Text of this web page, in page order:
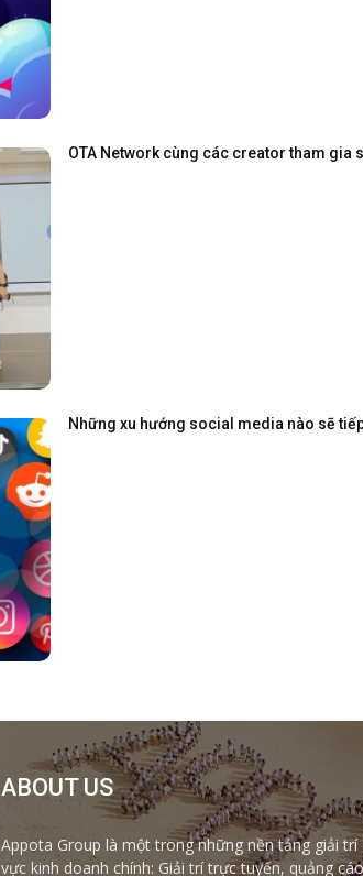
OTA Network cùng các creator tham gia
Những xu hướng social media nào sẽ
ABOUT US
Appota Group là một trong những nền tảng giải
vực kinh doanh chính: Giải trí trực tuyến, quảng